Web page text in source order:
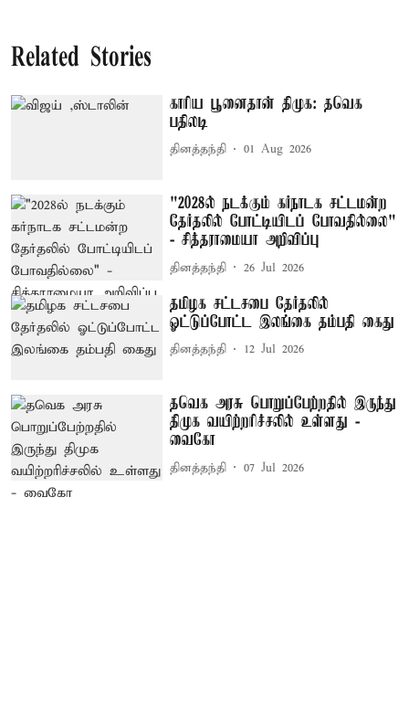
Related Stories
காரிய பூனைதான் திமுக: தவெக
பதிலடி
தினத்தந்தி 01 Aug 2026
"2028ல் நடக்கும் கர்நாடக சட்டமன்ற
தேர்தலில் போட்டியிடப் போவதில்லை"
- சித்தராமையா அறிவிப்பு
தினத்தந்தி 26 Jul 2026
தமிழக சட்டசபை தேர்தலில்
ஓட்டுப்போட்ட இலங்கை தம்பதி கைது
தினத்தந்தி 12 Jul 2026
தவெக அரசு பொறுப்பேற்றதில் இருந்து
திமுக வயிற்றரிச்சலில் உள்ளது -
வைகோ
தினத்தந்தி 07 Jul 2026